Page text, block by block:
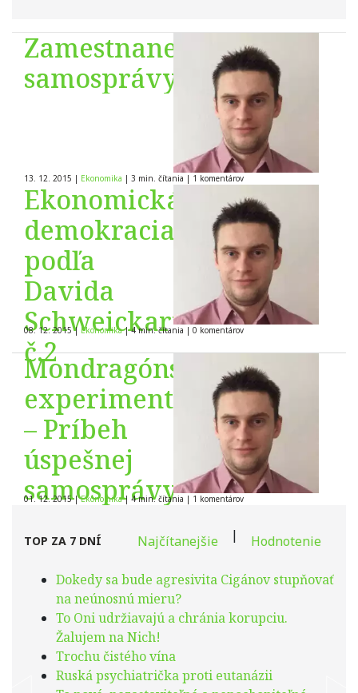
Zamestnanecké
samosprávy
13. 12. 2015 | Ekonomika | 3 min. čítania | 1 komentárov
Ekonomická
demokracia
podľa
Davida
Schweickarta
č.2
08. 12. 2015| Ekonomika |4 min. čítania | 0 komentárov
Mondragónsky
experiment
– Príbeh
úspešnej
samosprávy
01. 12. 2015| Ekonomika | 4 min. čítania | 1 komentárov
TOP ZA 7 DNÍ Najčítanejšie | Hodnotenie
Dokedy sa bude agresivita Cigánov stupňovať
na neúnosnú mieru?
To Oni udržiavajú a chránia korupciu.
Žalujem na Nich!
Trochu čistého vína
Ruská psychiatrička proti eutanázii